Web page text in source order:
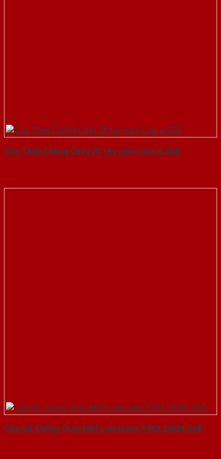
Cửa Thép Chống Cháy 2P tay nam Cửa-a-SGD
Cửa Gỗ Chống Cháy MDF Laminate P1R2 23029-SGD